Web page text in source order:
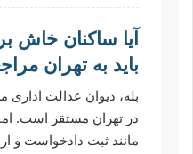
آیا ساکنان
باید به تهران
بله، دیوان عدالت
در تهران مستقر است.
مانند ثبت دادخواست و